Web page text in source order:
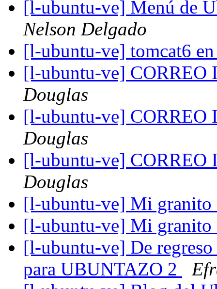
[l-ubuntu-ve] Menú de
Nelson Delgado
[l-ubuntu-ve] tomcat6
[l-ubuntu-ve]
Douglas
[l-ubuntu-ve]
Douglas
[l-ubuntu-ve]
Douglas
[l-ubuntu-ve] Mi granito
[l-ubuntu-ve] Mi granito
[l-ubuntu-ve] De
para UBUNTAZO 2